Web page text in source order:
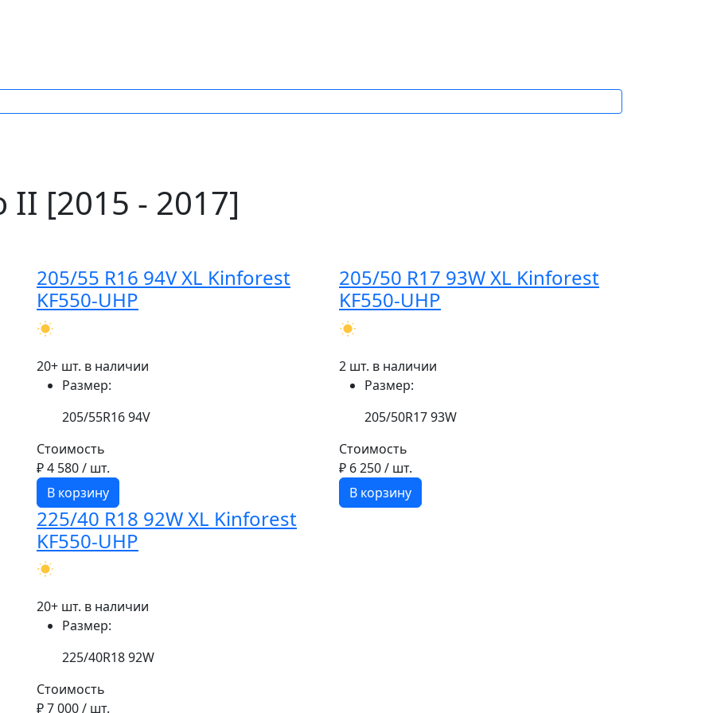
[2015 - 2017]
205/55 R16 94V XL Kinforest
KF550-UHP
20+ шт. в наличии
Размер:
205/55R16 94V
Стоимость
₽ 4 580/ шт.
В корзину
205/50 R17 93W XL Kinforest
KF550-UHP
2 шт. в наличии
Размер:
205/50R17 93W
Стоимость
₽ 6 250/ шт.
В корзину
225/40 R18 92W XL Kinforest
KF550-UHP
20+ шт. в наличии
Размер:
225/40R18 92W
Стоимость
₽ 7 000/ шт.